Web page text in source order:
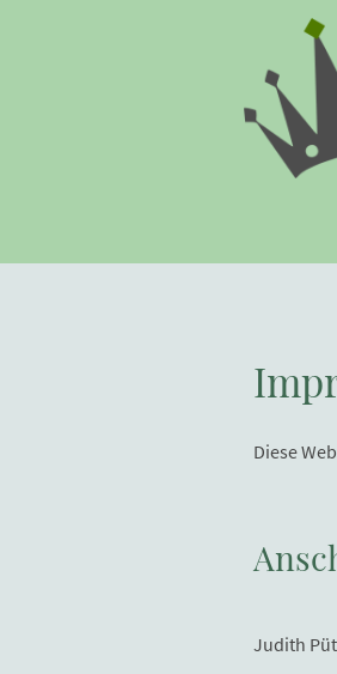
Diese
Judith